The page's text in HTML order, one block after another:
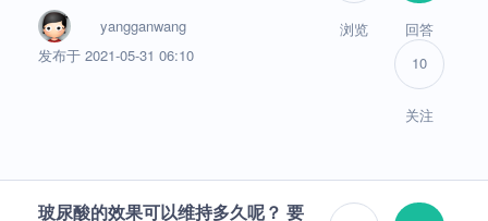
yangganwang
发布于 2021-05-31 06:10
浏览
回答
10
关注
玻尿酸的效果可以维持多久呢？ 要